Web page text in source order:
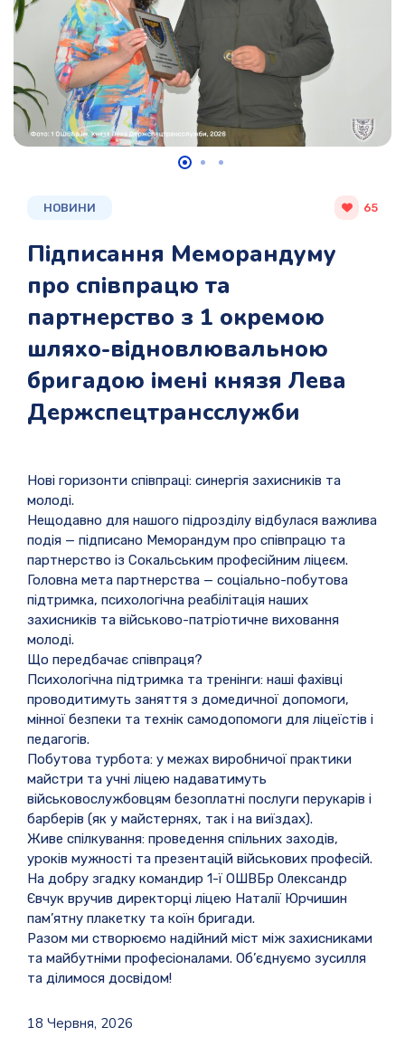
НОВИНИ 65
Підписання Меморандуму
про співпрацю та
партнерство з 1 окремою
шляхо-відновлювальною
бригадою імені князя Лева
Держспецтрансслужби
Нові горизонти співпраці: синергія захисників та
молоді.
Нещодавно для нашого підрозділу відбулася важлива
подія — підписано Меморандум про співпрацю та
партнерство із Сокальським професійним ліцеєм.
Головна мета партнерства — соціально-побутова
підтримка, психологічна реабілітація наших
захисників та військово-патріотичне виховання
молоді.
Що передбачає співпраця?
Психологічна підтримка та тренінги: наші фахівці
проводитимуть заняття з домедичної допомоги,
мінної безпеки та технік самодопомоги для ліцеїстів і
педагогів.
Побутова турбота: у межах виробничої практики
майстри та учні ліцею надаватимуть
військовослужбовцям безоплатні послуги перукарів і
барберів (як у майстернях, так і на виїздах).
Живе спілкування: проведення спільних заходів,
уроків мужності та презентацій військових професій.
На добру згадку командир 1-ї ОШВБр Олександр
Євчук вручив директорці ліцею Наталії Юрчишин
пам’ятну плакетку та коїн бригади.
Разом ми створюємо надійний міст між захисниками
та майбутніми професіоналами. Об’єднуємо зусилля
та ділимося досвідом!
18 Червня, 2026